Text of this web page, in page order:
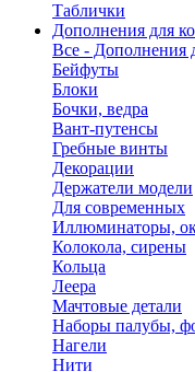
Таблички
Дополнения для
Все - Дополнения
Бейфуты
Блоки
Бочки, ведра
Вант-путенсы
Гребные винты
Декорации
Держатели модели
Для современных
Иллюминаторы,
Колокола, сирены
Кольца
Леера
Мачтовые детали
Наборы палубы,
Нагели
Нити